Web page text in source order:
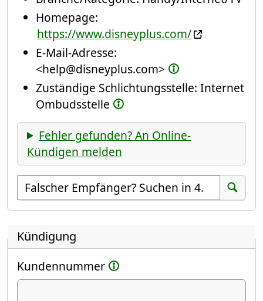
Homepage:
https://www.disneyplus.com/
E-Mail-Adresse:
<help@disneyplus.com>
Zuständige Schlichtungsstelle: Internet
Ombudsstelle
Fehler gefunden? An Online-
Kündigen melden
Empfänger suchen
Suchen
Kündigung
Kundennummer